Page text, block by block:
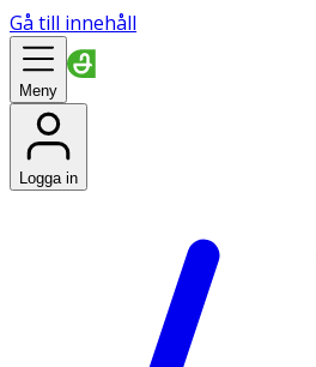
Gå till innehåll
Meny
Logga in